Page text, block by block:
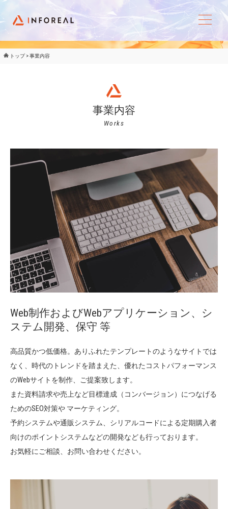
トップ >事業内容
事業内容
Works
Web制作およびWebアプリケーション、シ
ステム開発、保守 等
高品質かつ低価格。ありふれたテンプレートのようなサイトでは
なく、時代のトレンドを踏まえた、優れたコストパフォーマンス
のWebサイトを制作、ご提案致します。
また資料請求や売上など目標達成（コンバージョン）につなげる
ためのSEO対策や マーケティング。
予約システムや通販システム、シリアルコードによる定期購入者
向けのポイントシステムなどの開発なども行っております。
お気軽にご相談、お問い合わせください。